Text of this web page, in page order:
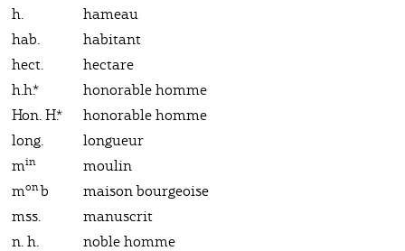
h.
hameau
hab.
habitant
hect.
hectare
h.h.*
honorable homme
Hon. H.*
honorable homme
long.
longueur
min
moulin
monb
maison bourgeoise
mss.
manuscrit
n. h.
noble homme